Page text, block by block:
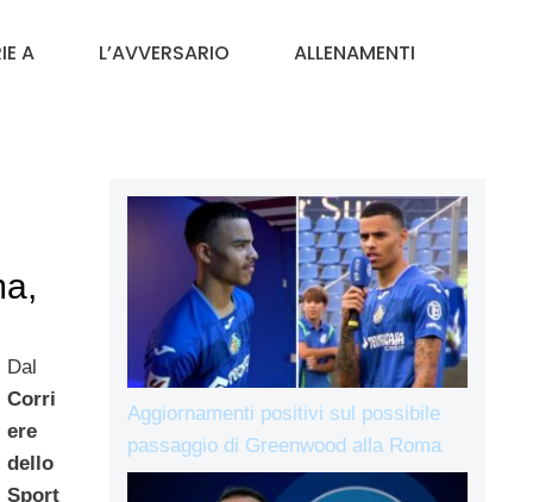
A L’AVVERSARIO ALLENAMENTI
Dal
Corri
ere
dello
Sport
Aggiornamenti positivi sul possibile
passaggio di Greenwood alla Roma